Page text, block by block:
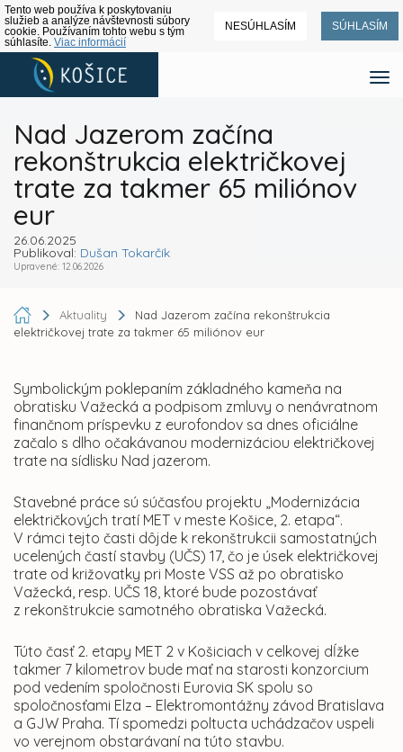
Tento web používa k poskytovaniu
služieb a analýze návštevnosti súbory
cookie. Používaním tohto webu s tým
súhlasíte. Viac informácií
NESÚHLASÍM SÚHLASÍM
Nad Jazerom začína
rekonštrukcia električkovej
trate za takmer 65 miliónov
eur
26.06.2025
Publikoval: Dušan Tokarčík
Upravené: 12.06.2026
Aktuality
Nad Jazerom začína rekonštrukcia
električkovej trate za takmer 65 miliónov eur
Symbolickým poklepaním základného kameňa na
obratisku Važecká a podpisom zmluvy o nenávratnom
finančnom príspevku z eurofondov sa dnes oficiálne
začalo s dlho očakávanou modernizáciou električkovej
trate na sídlisku Nad jazerom.
Stavebné práce sú súčasťou projektu „Modernizácia
električkových tratí MET v meste Košice, 2. etapa“.
V rámci tejto časti dôjde k rekonštrukcii samostatných
ucelených častí stavby (UČS) 17, čo je úsek električkovej
trate od križovatky pri Moste VSS až po obratisko
Važecká, resp. UČS 18, ktoré bude pozostávať
z rekonštrukcie samotného obratiska Važecká.
Túto časť 2. etapy MET 2 v Košiciach v celkovej dĺžke
takmer 7 kilometrov bude mať na starosti konzorcium
pod vedením spoločnosti Eurovia SK spolu so
spoločnosťami Elza – Elektromontážny závod Bratislava
a GJW Praha. Tí spomedzi poltucta uchádzačov uspeli
vo verejnom obstarávaní na túto stavbu.